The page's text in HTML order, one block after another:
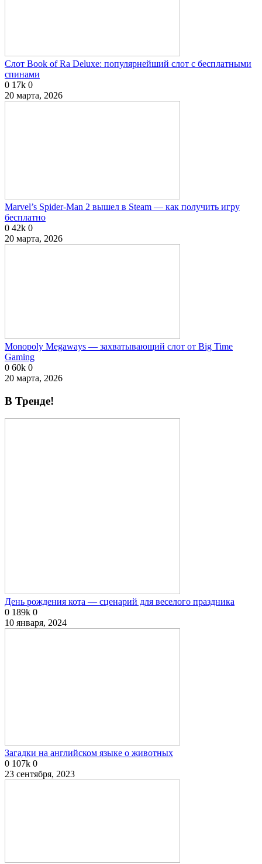
Слот Book of Ra Deluxe: популярнейший слот с бесплатными
спинами
0 17k 0
20 марта, 2026
Marvel’s Spider-Man 2 вышел в Steam — как получить игру
бесплатно
0 42k 0
20 марта, 2026
Monopoly Megaways — захватывающий слот от Big Time
Gaming
0 60k 0
20 марта, 2026
В Тренде!
День рождения кота — сценарий для веселого праздника
0 189k 0
10 января, 2024
Загадки на английском языке о животных
0 107k 0
23 сентября, 2023